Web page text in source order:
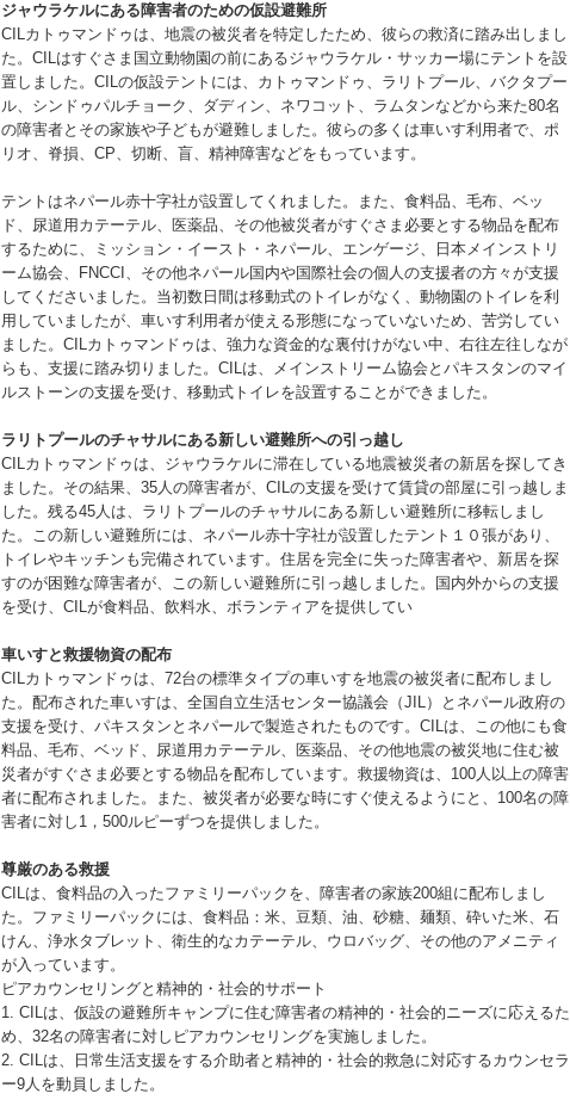
ジャウラケルにある障害者のための仮設避難所
CILカトゥマンドゥは、地震の被災者を特定したため、彼らの救済に踏み出しまし
た。CILはすぐさま国立動物園の前にあるジャウラケル・サッカー場にテントを設
置しました。CILの仮設テントには、カトゥマンドゥ、ラリトプール、バクタプー
ル、シンドゥパルチョーク、ダディン、ネワコット、ラムタンなどから来た80名
の障害者とその家族や子どもが避難しました。彼らの多くは車いす利用者で、ポ
リオ、脊損、CP、切断、盲、精神障害などをもっています。
テントはネパール赤十字社が設置してくれました。また、食料品、毛布、ベッ
ド、尿道用カテーテル、医薬品、その他被災者がすぐさま必要とする物品を配布
するために、ミッション・イースト・ネパール、エンゲージ、日本メインストリ
ーム協会、FNCCI、その他ネパール国内や国際社会の個人の支援者の方々が支援
してくださいました。当初数日間は移動式のトイレがなく、動物園のトイレを利
用していましたが、車いす利用者が使える形態になっていないため、苦労してい
ました。CILカトゥマンドゥは、強力な資金的な裏付けがない中、右往左往しなが
らも、支援に踏み切りました。CILは、メインストリーム協会とパキスタンのマイ
ルストーンの支援を受け、移動式トイレを設置することができました。
ラリトプールのチャサルにある新しい避難所への引っ越し
CILカトゥマンドゥは、ジャウラケルに滞在している地震被災者の新居を探してき
ました。その結果、35人の障害者が、CILの支援を受けて賃貸の部屋に引っ越しま
した。残る45人は、ラリトプールのチャサルにある新しい避難所に移転しまし
た。この新しい避難所には、ネパール赤十字社が設置したテント１０張があり、
トイレやキッチンも完備されています。住居を完全に失った障害者や、新居を探
すのが困難な障害者が、この新しい避難所に引っ越しました。国内外からの支援
を受け、CILが食料品、飲料水、ボランティアを提供してい
車いすと救援物資の配布
CILカトゥマンドゥは、72台の標準タイプの車いすを地震の被災者に配布しまし
た。配布された車いすは、全国自立生活センター協議会（JIL）とネパール政府の
支援を受け、パキスタンとネパールで製造されたものです。CILは、この他にも食
料品、毛布、ベッド、尿道用カテーテル、医薬品、その他地震の被災地に住む被
災者がすぐさま必要とする物品を配布しています。救援物資は、100人以上の障害
者に配布されました。また、被災者が必要な時にすぐ使えるようにと、100名の障
害者に対し1，500ルピーずつを提供しました。
尊厳のある救援
CILは、食料品の入ったファミリーパックを、障害者の家族200組に配布しまし
た。ファミリーパックには、食料品：米、豆類、油、砂糖、麺類、砕いた米、石
けん、浄水タブレット、衛生的なカテーテル、ウロバッグ、その他のアメニティ
が入っています。
ピアカウンセリングと精神的・社会的サポート
1. CILは、仮設の避難所キャンプに住む障害者の精神的・社会的ニーズに応えるた
め、32名の障害者に対しピアカウンセリングを実施しました。
2. CILは、日常生活支援をする介助者と精神的・社会的救急に対応するカウンセラ
ー9人を動員しました。